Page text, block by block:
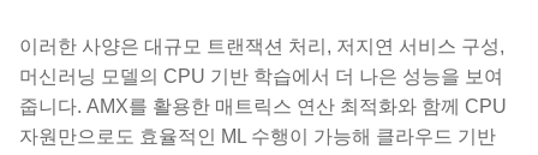
이러한 사양은 대규모 트랜잭션 처리, 저지연 서비스 구성,
머신러닝 모델의 CPU 기반 학습에서 더 나은 성능을 보여
줍니다. AMX를 활용한 매트릭스 연산 최적화와 함께 CPU
자원만으로도 효율적인 ML 수행이 가능해 클라우드 기반